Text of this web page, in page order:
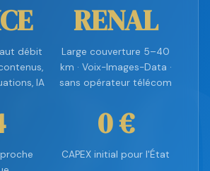
débit
IA
RENAL
Large couverture 5–40
km · Voix-Images-Data ·
sans opérateur télécom
0 €
CAPEX initial pour l'État